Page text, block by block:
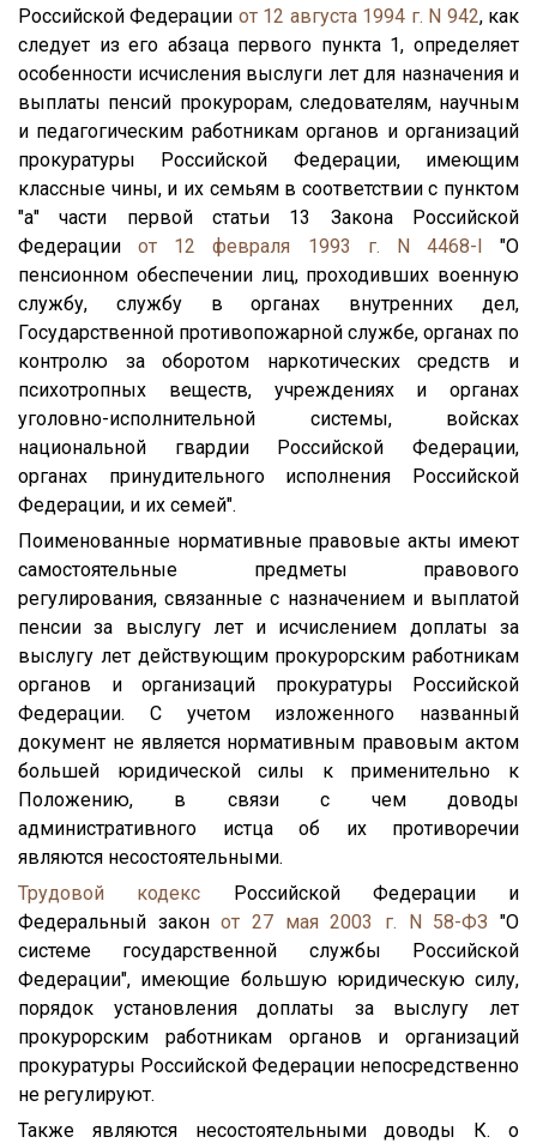
Российской Федерации от 12 августа 1994 г. N 942, как
следует из его абзаца первого пункта 1, определяет
особенности исчисления выслуги лет для назначения и
выплаты пенсий прокурорам, следователям, научным
и педагогическим работникам органов и организаций
прокуратуры Российской Федерации, имеющим
классные чины, и их семьям в соответствии с пунктом
"а" части первой статьи 13 Закона Российской
Федерацииот 12 февраля 1993 г. N 4468-I "О
пенсионном обеспечении лиц, проходивших военную
службу, службу в органах внутренних дел,
Государственной противопожарной службе, органах по
контролю за оборотом наркотических средств и
психотропных веществ, учреждениях и органах
уголовно-исполнительной системы, войсках
национальной гвардии Российской Федерации,
органах принудительного исполнения Российской
Федерации, и их семей".
Поименованные нормативные правовые акты имеют
самостоятельные предметы правового
регулирования, связанные с назначением и выплатой
пенсии за выслугу лет и исчислением доплаты за
выслугу лет действующим прокурорским работникам
органов и организаций прокуратуры Российской
Федерации. С учетом изложенного названный
документ не является нормативным правовым актом
большей юридической силы к применительно к
Положению, в связи с чем доводы
административного истца об их противоречии
являются несостоятельными.
Трудовой кодекс Российской Федерации и
Федеральный законот 27 мая 2003 г. N 58-ФЗ "О
системе государственной службы Российской
Федерации", имеющие большую юридическую силу,
порядок установления доплаты за выслугу лет
прокурорским работникам органов и организаций
прокуратуры Российской Федерации непосредственно
не регулируют.
Также являются несостоятельными доводы К. о